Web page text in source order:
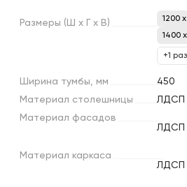
Размеры (Ш х х В)
1200
1400
+1
Ширина тумбы, мм
450
Материал столешницы
ЛДСП
Материал фасадов
ЛДСП
Материал каркаса
ЛДСП